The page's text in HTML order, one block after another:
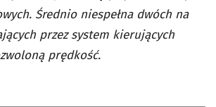
Średnio niespełna dwóch na
przez system kierujących
prędkość.